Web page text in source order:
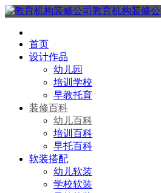
教育机构装修公
首页
设计作品
幼儿园
培训学校
早教托育
装修百科
幼儿百科
培训百科
早托百科
软装搭配
幼儿软装
学校软装